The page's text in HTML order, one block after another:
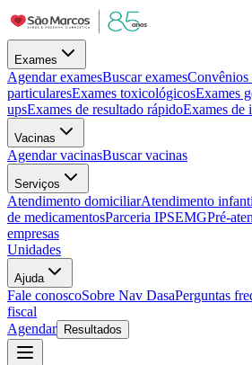
Exames
Agendar examesBuscar examesConvênios
particularesExames toxicológicosExames
upsExames de resultado rápidoExames de
Vacinas
Agendar vacinasBuscar vacinas
Serviços
Atendimento domiciliarAtendimento
de medicamentosParceria IPSEMGPré-
empresas
Unidades
Ajuda
Fale conoscoSobre Nav DasaPerguntas
fiscal
Agendar
Resultados